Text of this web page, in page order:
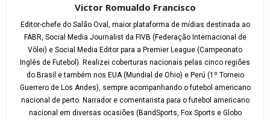
Victor Romualdo Francisco
Editor-chefe do Salão Oval, maior plataforma de mídias destinada ao
FABR, Social Media Journalist da FIVB (Federação Internacional de
Vôlei) e Social Media Editor para a Premier League (Campeonato
Inglês de Futebol). Realizei coberturas nacionais pelas cinco regiões
do Brasil e também nos EUA (Mundial de Ohio) e Perú (1º Torneio
Guerrero de Los Andes), sempre acompanhando o futebol americano
nacional de perto. Narrador e comentarista para o futebol americano
nacional em diversas ocasiões (BandSports, Fox Sports e Globo